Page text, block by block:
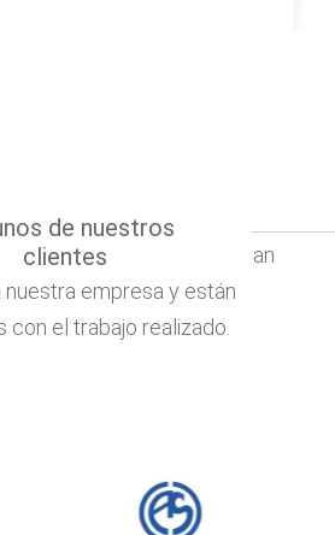
de nuestros
clientes
de nuestros clientes que han
nuestra empresa y están
con el trabajo realizado.